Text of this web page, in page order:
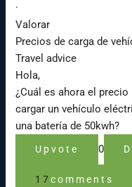
·
Valorar
Precios de carga de
Travel advice
Hola,
¿Cuál es ahora el
cargar un vehículo
una batería de 50kwh?
Upvote 0
17comments